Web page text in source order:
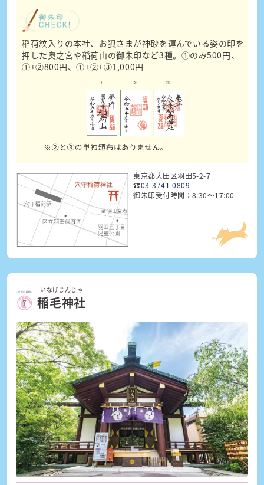
稲荷紋入りの本社、お狐さまが神砂を運んでいる姿の印を
押した奥之宮や稲荷山の御朱印など3種。①のみ500円、
①+②800円、①+②+③1,000円
東京都大田区羽田5-2-7
☎03-3741-0809
御朱印受付時間：8:30～17:00
稲毛神社
いなげじんじゃ